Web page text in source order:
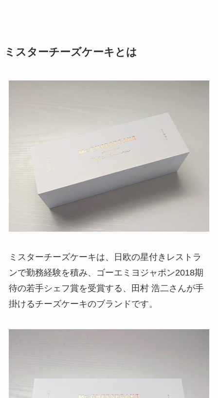
ミスターチーズケーキとは
ミスターチーズケーキは、日欧の星付きレストラ
ンで勤務経験を積み、ゴーエミヨジャポン2018期
待の若手シェフ賞を受賞する、田村 浩二さんが手
掛けるチーズケーキのブランドです。